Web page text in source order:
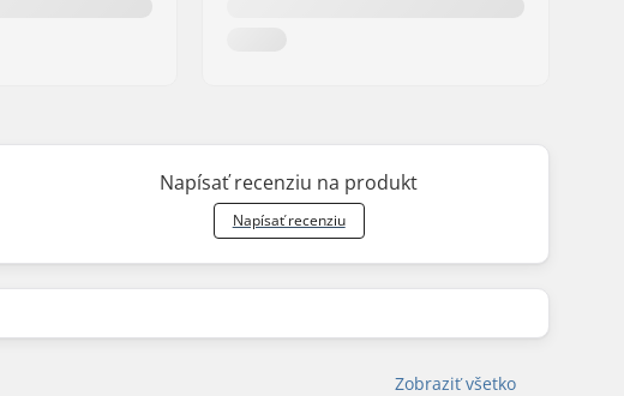
Napísať recenziu na produkt
Napísať recenziu
Zobraziť všetko